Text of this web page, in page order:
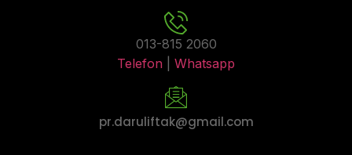
013-815 2060
Telefon
Whatsapp
pr.daruliftak@gmail.com